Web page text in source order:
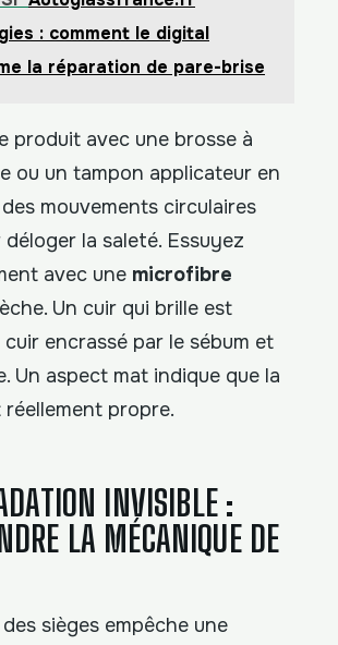
: comment le digital
la réparation de pare-brise
produit avec une brosse à
ou un tampon applicateur en
mouvements circulaires
la saleté. Essuyez
avec une microfibre
Un cuir qui brille est
encrassé par le sébum et
Un aspect mat indique que la
propre.
INVISIBLE :
LA MÉCANIQUE DE
sièges empêche une